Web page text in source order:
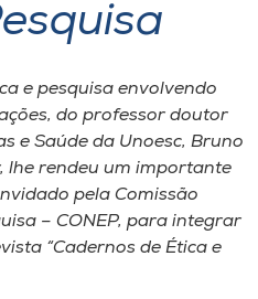
e pesquisa envolvendo
do professor doutor
e Saúde da Unoesc, Bruno
lhe rendeu um importante
pela Comissão
– CONEP, para integrar
“Cadernos de Ética e